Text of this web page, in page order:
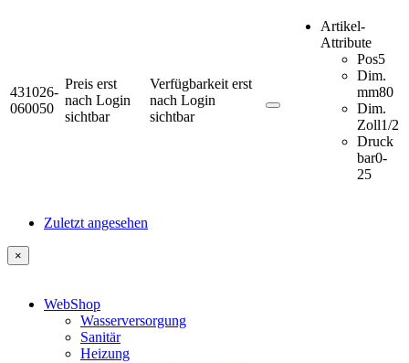
431026-
060050
Preis erst
nach Login
sichtbar
Verfügbarkeit erst
nach Login
sichtbar
Artikel-
Attribute
Pos5
Dim.
mm80
Dim.
Zoll1/2
Druck
bar0-
25
Zuletzt angesehen
×
WebShop
Wasserversorgung
Sanitär
Heizung